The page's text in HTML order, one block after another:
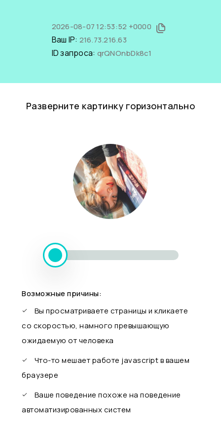
2026-08-07 12:53:52 +0000
Ваш IP: 216.73.216.63
ID запроса: qrQNOnbDk8c1
Разверните картинку горизонтально
Возможные причины:
Вы просматриваете страницы и кликаете
со скоростью, намного превышающую
ожидаемую от человека
Что-то мешает работе javascript в вашем
браузере
Ваше поведение похоже на поведение
автоматизированных систем